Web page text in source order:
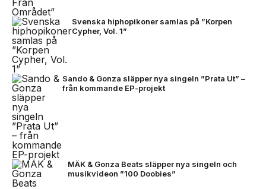
Svenska hiphopikoner samlas på ”Korpen
Cypher, Vol. 1”
Sando & Gonza släpper nya singeln ”Prata Ut” –
från kommande EP-projekt
MÄK & Gonza Beats släpper nya singeln och
musikvideon ”100 Doobies”